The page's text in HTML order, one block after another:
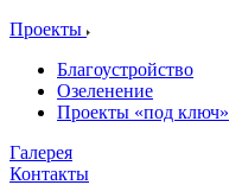
Проекты
Благоустройство
Озеленение
Проекты «под ключ»
Галерея
Контакты